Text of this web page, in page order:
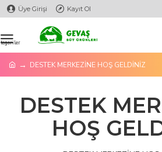
Üye Girişi Kayıt Ol
DESTEK MERKEZİNE HOŞ GELDİNİZ
DESTEK
HOŞ